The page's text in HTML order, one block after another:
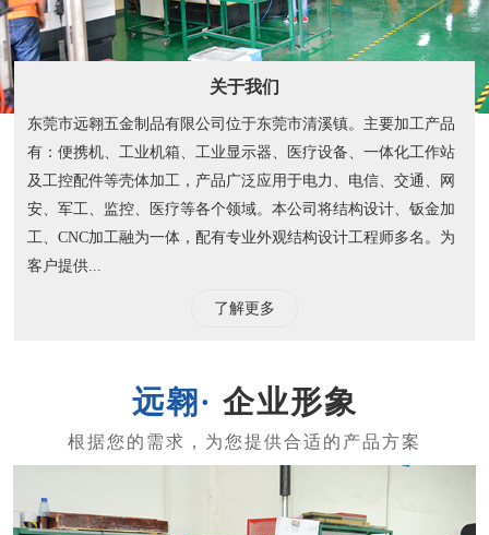
关于我们
东莞市远翱五金制品有限公司位于东莞市清溪镇。主要加工产品
有：便携机、工业机箱、工业显示器、医疗设备、一体化工作站
及工控配件等壳体加工，产品广泛应用于电力、电信、交通、网
安、军工、监控、医疗等各个领域。本公司将结构设计、钣金加
工、CNC加工融为一体，配有专业外观结构设计工程师多名。为
客户提供...
了解更多
企业形象